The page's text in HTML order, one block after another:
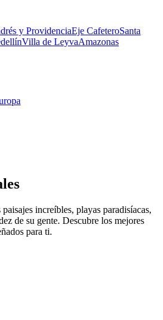
y ProvidenciaEje CafeteroSanta
Villa de LeyvaAmazonas
increíbles, playas paradisíacas,
de su gente. Descubre los mejores
para ti.